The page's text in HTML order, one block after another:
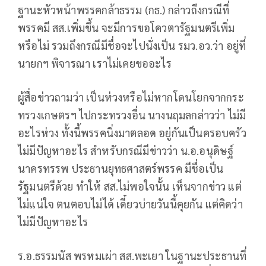
ฐานะหัวหน้าพรรคกล้าธรรม (กธ.) กล่าวถึงกรณีที่
พรรคมี สส.เพิ่มขึ้น จะมีการขอโควตารัฐมนตรีเพิ่ม
หรือไม่ รวมถึงกรณีมีชื่อจะไปนั่งเป็น รมว.อว.ว่า อยู่ที่
นายกฯ พิจารณา เราไม่เคยขออะไร
ผู้สื่อข่าวถามว่า เป็นห่วงหรือไม่หากโดนโยกจากกระ
ทรวงเกษตรฯ ไปกระทรวงอื่น นางนฤมลกล่าวว่า ไม่มี
อะไรห่วง ทั้งนี้พรรคนิ่งมาตลอด อยู่กันเป็นครอบครัว
ไม่มีปัญหาอะไร สำหรับกรณีมีข่าวว่า น.อ.อนุดิษฐ์
นาครทรรพ ประธานยุทธศาสตร์พรรค มีชื่อเป็น
รัฐมนตรีด้วย ทำให้ สส.ไม่พอใจนั้น เห็นจากข่าว แต่
ไม่แน่ใจ ตนตอบไม่ได้ เดี๋ยวบ่ายวันนี้คุยกัน แต่คิดว่า
ไม่มีปัญหาอะไร
ร.อ.ธรรมนัส พรหมเผ่า สส.พะเยา ในฐานะประธานที่